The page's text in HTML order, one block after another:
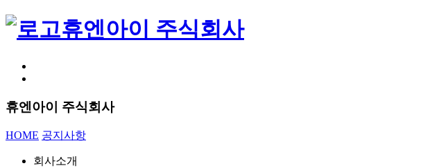
휴엔아이 주식회사
휴엔아이 주식회사
HOME 공지사항
회사소개